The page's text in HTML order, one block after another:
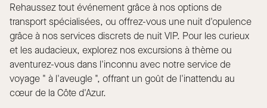
Rehaussez tout événement grâce à nos options de
transport spécialisées, ou offrez-vous une nuit d'opulence
grâce à nos services discrets de nuit VIP. Pour les curieux
et les audacieux, explorez nos excursions à thème ou
aventurez-vous dans l'inconnu avec notre service de
voyage " à l'aveugle ", offrant un goût de l'inattendu au
cœur de la Côte d'Azur.